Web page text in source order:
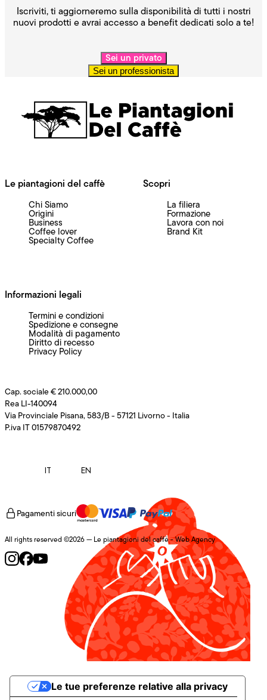
Iscriviti, ti aggiorneremo sulla disponibilità di tutti i nostri
nuovi prodotti e avrai accesso a benefit dedicati solo a te!
Sei un privato
Sei un professionista
Cap. sociale € 210.000,00
Rea LI-140094
Via Provinciale Pisana, 583/B - 57121 Livorno - Italia
P.iva IT 01579870492
IT EN
Pagamenti sicuri
All rights reserved ©2026 — Le piantagioni del caffè -Web Agency
Le piantagioni del caffè
Chi Siamo
Origini
Business
Coffee lover
Specialty Coffee
Scopri
La filiera
Formazione
Lavora con noi
Brand Kit
Informazioni legali
Termini e condizioni
Spedizione e consegne
Modalità di pagamento
Diritto di recesso
Privacy Policy
Le tue preferenze relative alla privacy